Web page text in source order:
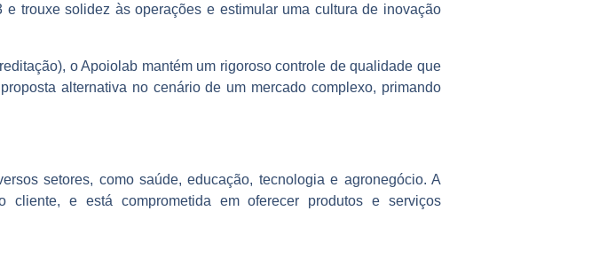
trouxe solidez às operações e estimular uma cultura de inovação
o Apoiolab mantém um rigoroso controle de qualidade que
alternativa no cenário de um mercado complexo, primando
setores, como saúde, educação, tecnologia e agronegócio. A
e está comprometida em oferecer produtos e serviços